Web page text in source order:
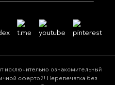
исключитeльно ознакомительный
офeртой! Перепечатка без